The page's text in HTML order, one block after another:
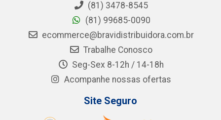
(81) 3478-8545
(81) 99685-0090
ecommerce@bravidistribuidora.com.br
Trabalhe Conosco
Seg-Sex 8-12h / 14-18h
Acompanhe nossas ofertas
Site Seguro